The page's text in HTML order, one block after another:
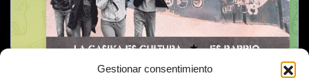
Gestionar consentimiento